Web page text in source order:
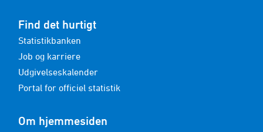
Find det hurtigt
Statistikbanken
Job og karriere
Udgivelseskalender
Portal for officiel statistik
Om hjemmesiden